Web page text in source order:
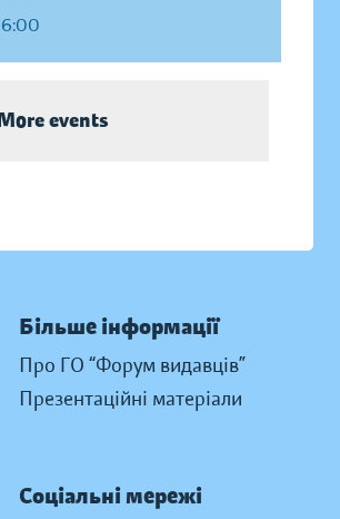
events
Більше інформації
Про ГО “Форум видавців”
Презентаційні матеріали
Соціальні мережі